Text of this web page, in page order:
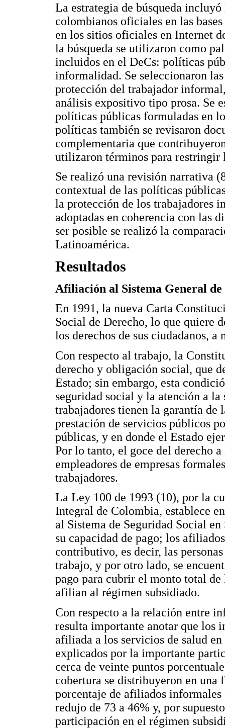
La estrategia de búsqueda
colombianos oficiales en las
en los sitios oficiales en Internet
la búsqueda se utilizaron como
incluidos en el DeCs: políticas
informalidad. Se seleccionaron
protección del trabajador
análisis expositivo tipo prosa. Se
políticas públicas formuladas en
políticas también se revisaron
complementaria que
utilizaron términos para restringir
Se realizó una revisión narrativa
contextual de las políticas
la protección de los trabajadores
adoptadas en coherencia con las
ser posible se realizó la
Latinoamérica.
Resultados
Afiliación al Sistema General
En 1991, la nueva Carta
Social de Derecho, lo que quiere
los derechos de sus ciudadanos,
Con respecto al trabajo, la
derecho y obligación social, que
Estado; sin embargo, esta
seguridad social y la atención a la
trabajadores tienen la garantía
prestación de servicios públicos
públicas, y en donde el Estado
Por lo tanto, el goce del derecho
empleadores de empresas
trabajadores.
La Ley 100 de 1993 (10), por la
Integral de Colombia, establece
al Sistema de Seguridad Social
su capacidad de pago; los
contributivo, es decir, las
trabajo, y por otro lado, se
pago para cubrir el monto total de
afilian al régimen subsidiado.
Con respecto a la relación entre
resulta importante anotar que los
afiliada a los servicios de salud
explicados por la importante
cerca de veinte puntos
cobertura se distribuyeron en una
porcentaje de afiliados
redujo de 73 a 46% y, por
participación en el régimen